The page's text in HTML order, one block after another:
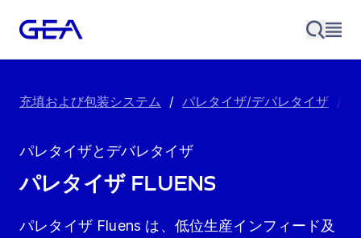
充填および包装システム / パレタイザ/デパレタイザ /
パレタイザとデバレタイザ
パレタイザ Fluens
パレタイザ Fluens は、低位生産インフィード及